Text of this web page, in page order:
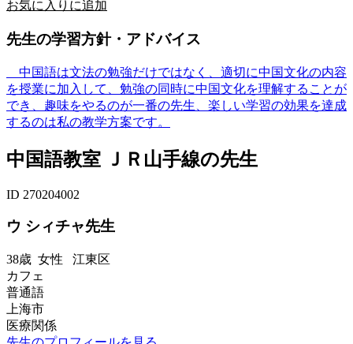
お気に入りに追加
先生の学習方針・アドバイス
中国語は文法の勉強だけではなく、適切に中国文化の内容
を授業に加入して、勉強の同時に中国文化を理解することが
でき、趣味をやるのが一番の先生、楽しい学習の効果を達成
するのは私の教学方案です。
中国語教室 ＪＲ山手線の先生
ID 270204002
ウ シィチャ先生
38歳 女性 江東区
カフェ
普通語
上海市
医療関係